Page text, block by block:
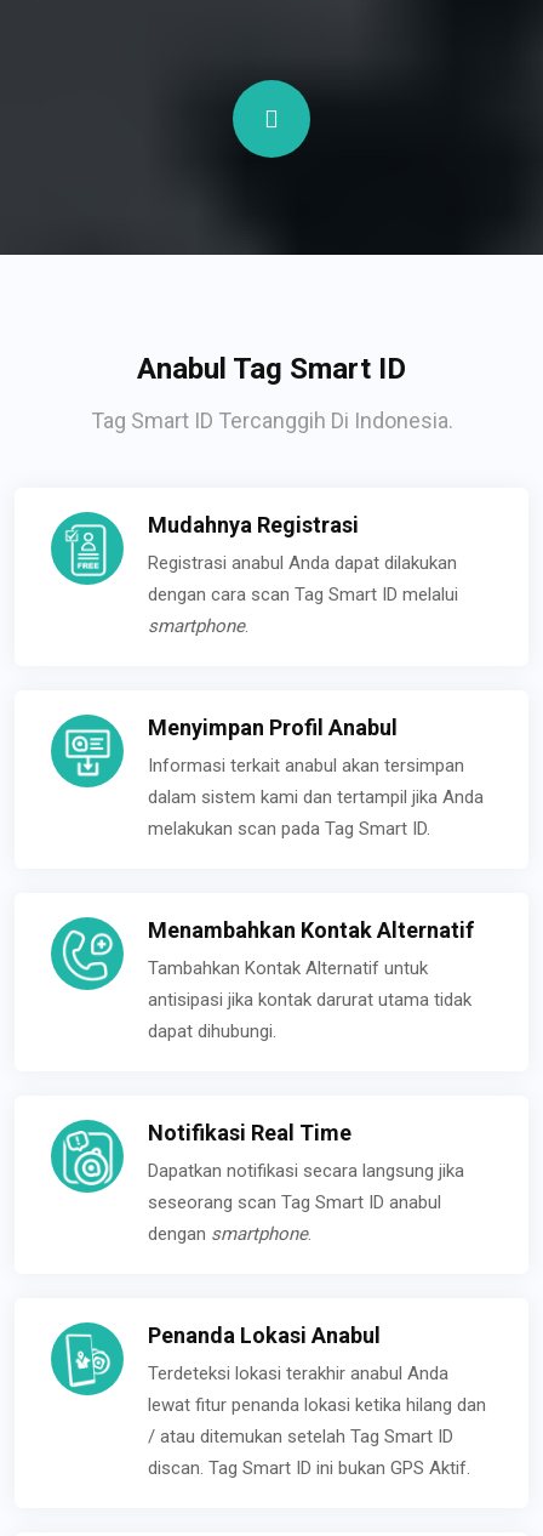
Anabul Tag Smart ID
Tag Smart ID Tercanggih Di Indonesia.
Mudahnya Registrasi
Registrasi anabul Anda dapat dilakukan
dengan cara scan Tag Smart ID melalui
smartphone.
Menyimpan Profil Anabul
Informasi terkait anabul akan tersimpan
dalam sistem kami dan tertampil jika Anda
melakukan scan pada Tag Smart ID.
Menambahkan Kontak Alternatif
Tambahkan Kontak Alternatif untuk
antisipasi jika kontak darurat utama tidak
dapat dihubungi.
Notifikasi Real Time
Dapatkan notifikasi secara langsung jika
seseorang scan Tag Smart ID anabul
dengan smartphone.
Penanda Lokasi Anabul
Terdeteksi lokasi terakhir anabul Anda
lewat fitur penanda lokasi ketika hilang dan
/ atau ditemukan setelah Tag Smart ID
discan. Tag Smart ID ini bukan GPS Aktif.